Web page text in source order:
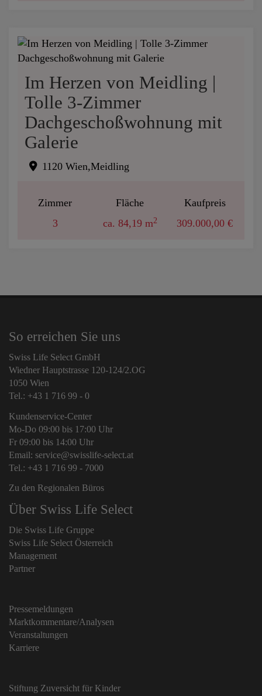
Im Herzen von Meidling |
Tolle 3-Zimmer
Dachgeschoßwohnung mit
Galerie
1120 Wien,Meidling
Zimmer
3
Fläche
ca. 84,19 m2
Kaufpreis
309.000,00 €
So erreichen Sie uns
Swiss Life Select GmbH
Wiedner Hauptstrasse 120-124/2.OG
1050 Wien
Tel.: +43 1 716 99 - 0
Kundenservice-Center
Mo-Do 09:00 bis 17:00 Uhr
Fr 09:00 bis 14:00 Uhr
Email: service@swisslife-select.at
Tel.: +43 1 716 99 - 7000
Zu den Regionalen Büros
Über Swiss Life Select
Die Swiss Life Gruppe
Swiss Life Select Österreich
Management
Partner
Pressemeldungen
Marktkommentare/Analysen
Veranstaltungen
Karriere
Stiftung Zuversicht für Kinder